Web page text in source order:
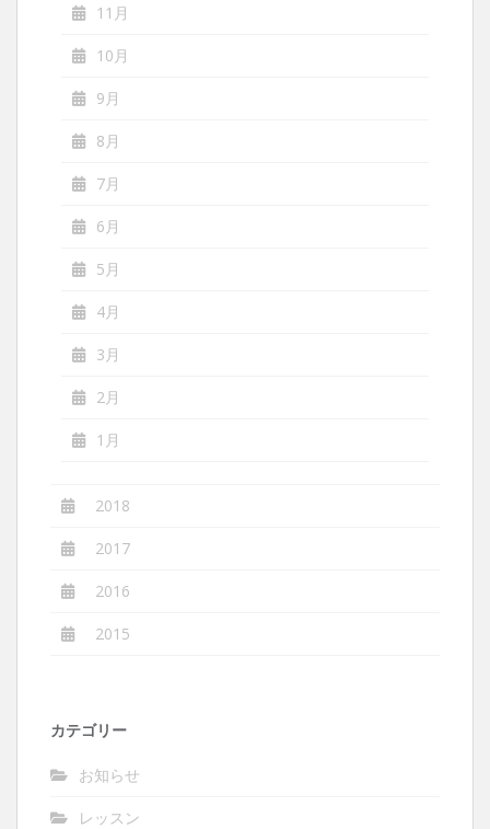
11月
10月
9月
8月
7月
6月
5月
4月
3月
2月
1月
2018
2017
2016
2015
カテゴリー
お知らせ
レッスン